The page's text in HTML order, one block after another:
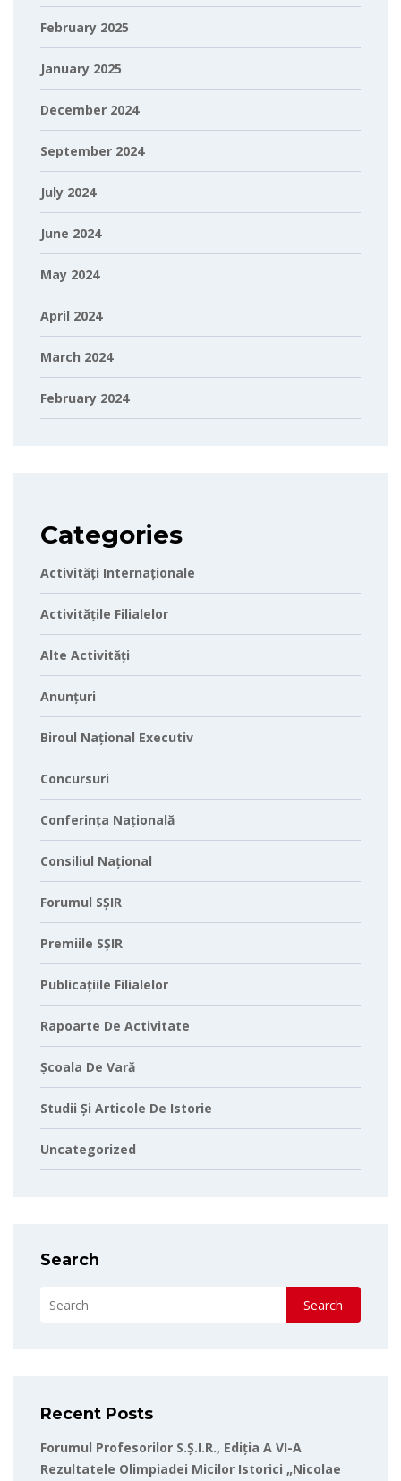
February 2025
January 2025
December 2024
September 2024
July 2024
June 2024
May 2024
April 2024
March 2024
February 2024
Categories
Activități Internaționale
Activitățile Filialelor
Alte Activități
Anunțuri
Biroul Național Executiv
Concursuri
Conferința Națională
Consiliul Național
Forumul SȘIR
Premiile SȘIR
Publicațiile Filialelor
Rapoarte De Activitate
Școala De Vară
Studii Și Articole De Istorie
Uncategorized
Search
Search
Recent Posts
Forumul Profesorilor S.Ș.I.R., Ediția A VI-A
Rezultatele Olimpiadei Micilor Istorici „Nicolae